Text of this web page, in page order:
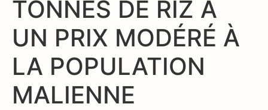
TONNES DE RIZ À
UN PRIX MODÉRÉ À
LA POPULATION
MALIENNE